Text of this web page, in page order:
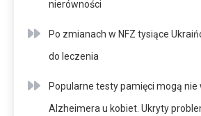
nierówności
Po zmianach w NFZ tysiące
do leczenia
Popularne testy pamięci mogą nie
Alzheimera u kobiet. Ukryty